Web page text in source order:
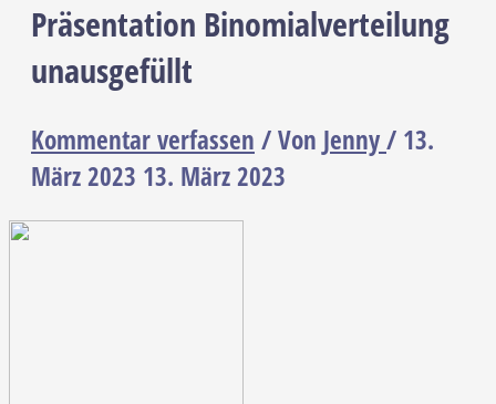
Präsentation Binomialverteilung
unausgefüllt
Kommentar verfassen / Von Jenny/ 13.
März 2023 13. März 2023